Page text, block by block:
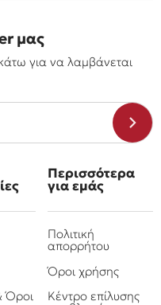
μας
για να λαμβάνεται
Όροι
Περισσότερα
για εμάς
Πολιτική
απορρήτου
Όροι χρήσης
Κέντρο επίλυσης